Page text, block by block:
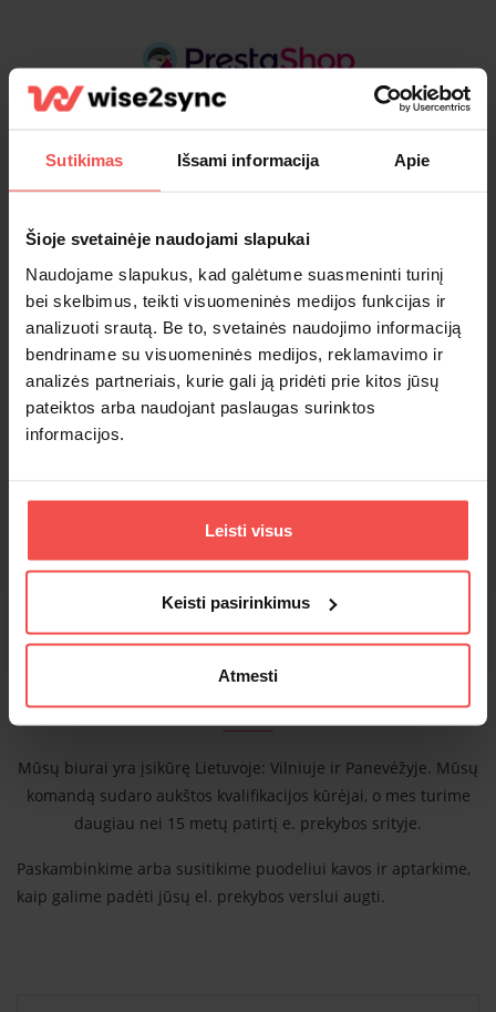
Sutikimas Išsami informacija Apie
Šioje svetainėje naudojami slapukai
Naudojame slapukus, kad galėtume suasmeninti turinį
bei skelbimus, teikti visuomeninės medijos funkcijas ir
analizuoti srautą. Be to, svetainės naudojimo informaciją
bendriname su visuomeninės medijos, reklamavimo ir
analizės partneriais, kurie gali ją pridėti prie kitos jūsų
pateiktos arba naudojant paslaugas surinktos
informacijos.
Leisti visus
Keisti pasirinkimus
Atmesti
PERŽIŪRĖTI VISAS INTEGRACIJAS
Susisiekite su mumis
Susisiekite
Mūsų biurai yra įsikūrę Lietuvoje: Vilniuje ir Panevėžyje. Mūsų
komandą sudaro aukštos kvalifikacijos kūrėjai, o mes turime
daugiau nei 15 metų patirtį e. prekybos srityje.
Paskambinkime arba susitikime puodeliui kavos ir aptarkime,
kaip galime padėti jūsų el. prekybos verslui augti.